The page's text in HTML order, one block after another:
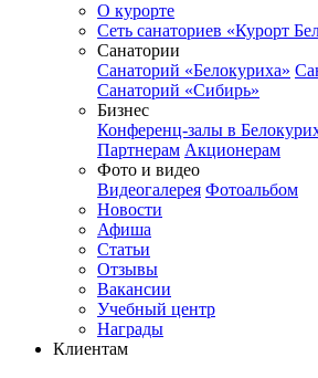
О курорте
Сеть санаториев «Курорт
Санатории
Санаторий «Белокуриха»
Санаторий «Сибирь»
Бизнес
Конференц-залы в
Партнерам Акционерам
Фото и видео
Видеогалерея Фотоальбом
Новости
Афиша
Статьи
Отзывы
Вакансии
Учебный центр
Награды
Клиентам